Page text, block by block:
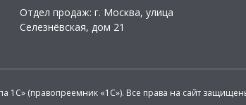
Отдел продаж: г. Москва, улица
Селезнёвская, дом 21
1С» (правопреемник «1С»). Все права на сайт